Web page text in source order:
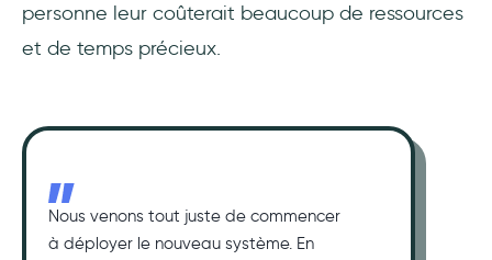
personne leur coûterait beaucoup de ressources
et de temps précieux.
Nous venons tout juste de commencer
à déployer le nouveau système. En